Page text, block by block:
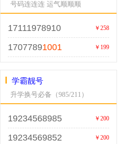
号码连连连 运气顺顺顺
17111978910 ￥258
17077891001 ￥199
学霸靓号
升学换号必备（985/211）
19234568985 ￥200
19234569852 ￥200